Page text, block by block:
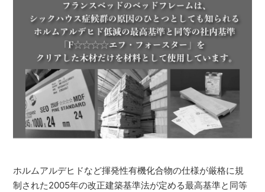
ホルムアルデヒドなど揮発性有機化合物の仕様が厳格に規
制された2005年の改正建築基準法が定める最高基準と同等